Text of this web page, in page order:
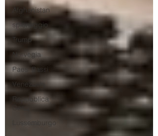
Afghanistan
spionaggio
Trump
Norvegia
Paesi Bassi
Venezuela
Repubblica
Ceca
Lussemburgo